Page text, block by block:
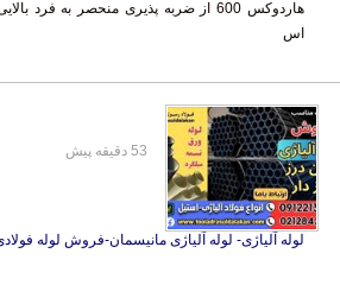
اس
لوله آلیاژی- لوله آلیاژی مانیسمان-فروش لوله فولادی
53 دقیقه پیش